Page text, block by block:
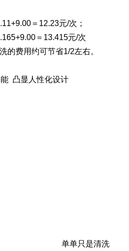
＝12.23元/次；
＝13.415元/次
的费用约可节省1/2左右。
凸显人性化设计
单单只是清洗